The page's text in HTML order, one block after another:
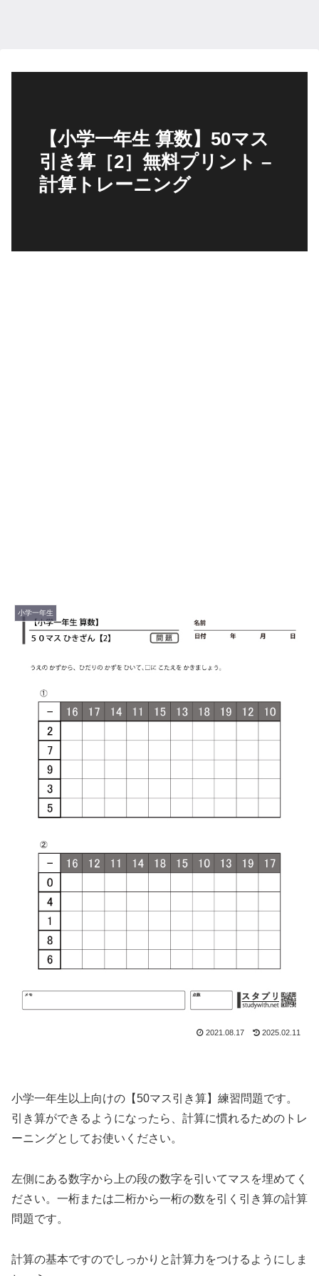
【小学一年生 算数】50マス
引き算［2］無料プリント –
計算トレーニング
小学一年生
2021.08.17 2025.02.11
小学一年生以上向けの【50マス引き算】練習問題です。
引き算ができるようになったら、計算に慣れるためのトレ
ーニングとしてお使いください。
左側にある数字から上の段の数字を引いてマスを埋めてく
ださい。一桁または二桁から一桁の数を引く引き算の計算
問題です。
計算の基本ですのでしっかりと計算力をつけるようにしま